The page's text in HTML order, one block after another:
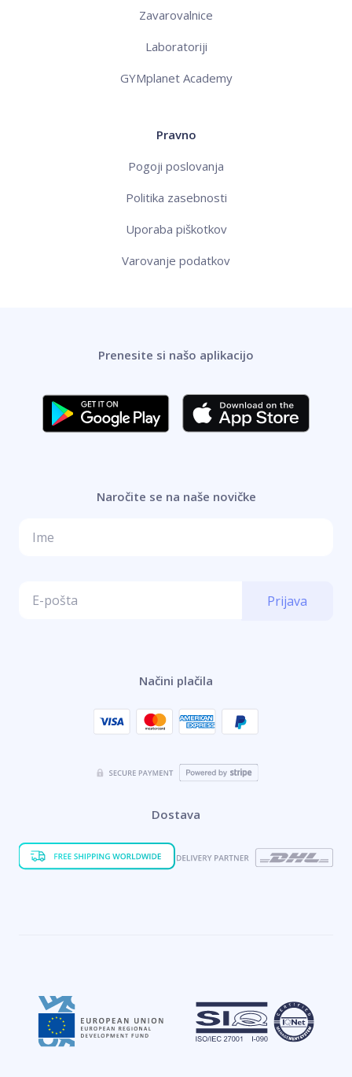
Zavarovalnice
Laboratoriji
GYMplanet Academy
Pravno
Pogoji poslovanja
Politika zasebnosti
Uporaba piškotkov
Varovanje podatkov
Prenesite si našo aplikacijo
Naročite se na naše novičke
Prijava
Načini plačila
Dostava